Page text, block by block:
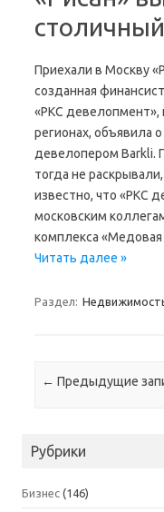
Приехали в Москву
созданная
«РКС девелопмент»,
регионах, объявила
девелопером Barkli.
тогда не
известно, что «РКС
московским
комплекса
Читать далее »
Раздел:
Навигация по
← Предыдущие
Рубрики
Бизнес (146)